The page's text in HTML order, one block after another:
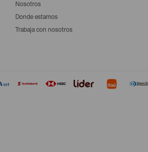
Nosotros
Donde estamos
Trabaja con nosotros